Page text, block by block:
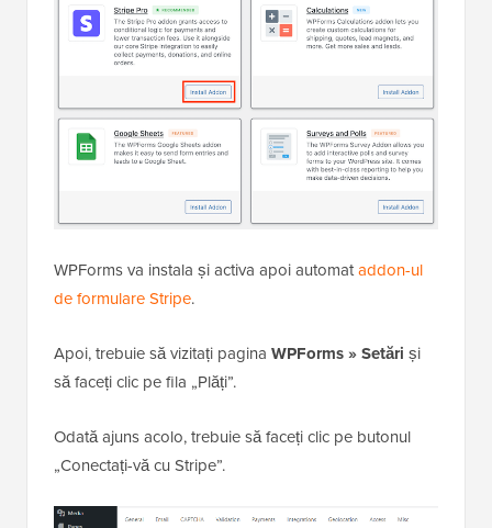
WPForms va instala și activa apoi automataddon-ul
de formulare Stripe.
Apoi, trebuie să vizitați pagina WPForms » Setări și
să faceți clic pe fila „Plăți”.
Odată ajuns acolo, trebuie să faceți clic pe butonul
„Conectați-vă cu Stripe”.